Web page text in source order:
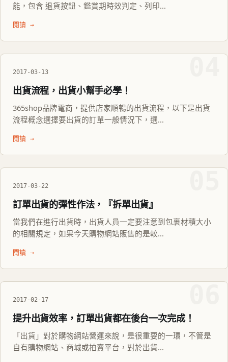
能，包含 退貨按鈕、鑑賞期時效判定、列印...
閱讀 →
2017-03-13
出貨流程，出貨小幫手必學！
365shop品牌電商，提供店家順暢的出貨流程，以下是出貨
流程概念選擇要出貨的訂單一般情況下，選...
閱讀 →
2017-03-22
訂單出貨的彈性作法，『拆單出貨』
當我們在進行出貨時，出貨人員一定要注意到包裹材積大小
的相關規定，如果今天購物網站販售的是較...
閱讀 →
2017-02-17
提升出貨效率，訂單出貨都在後台一次完成！
「出貨」對於購物網站營運來說，是很重要的一環，不管是
自有購物網站、商城或拍賣平台，對於出貨...